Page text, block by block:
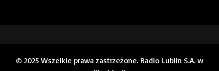
© 2025 Wszelkie prawa zastrzeżone. Radio Lublin S.A. w